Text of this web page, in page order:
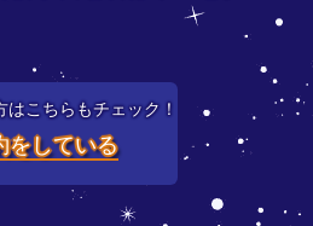
はこちらもチェック！
をしている